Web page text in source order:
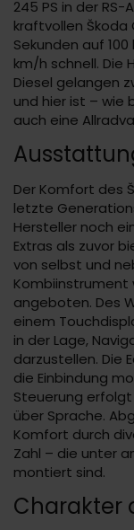
245 PS in der
kraftvollen
Sekunden auf
km/h schnell. Die
Diesel gelangen
und hier ist – wie
auch eine
Der Komfort des
letzte
Hersteller noch
Extras als zuvor
von selbst und
Kombiinstrument
angeboten. Des
einem
in der Lage,
darzustellen. Die
die Einbindung
Steuerung
über Sprache.
Komfort durch
Zahl – die unter
montiert sind.
Charakter